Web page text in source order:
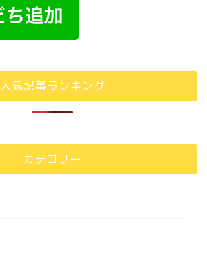
人気記事ランキング
カテゴリー